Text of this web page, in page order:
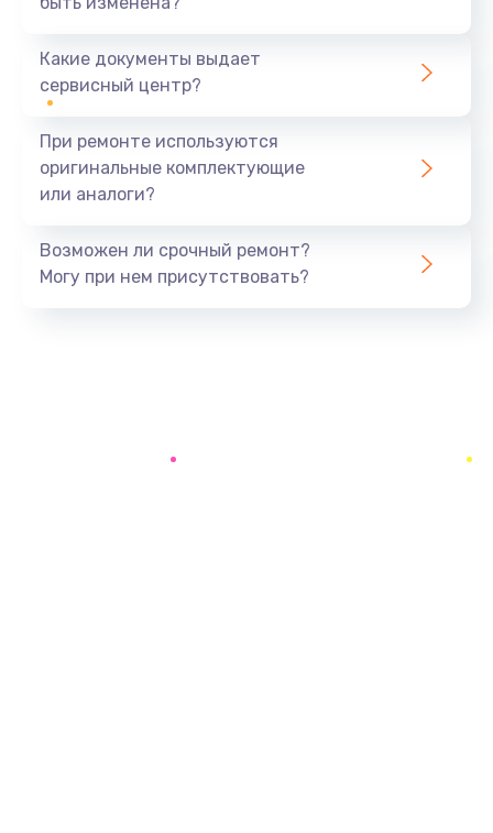
Ремонт южного моста
Замена батарейки BIOS
Заказать
Какие документы выдает
сервисный центр?
При ремонте используются
оригинальные комплектующие
или аналоги?
Возможен ли срочный ремонт?
Могу при нем присутствовать?